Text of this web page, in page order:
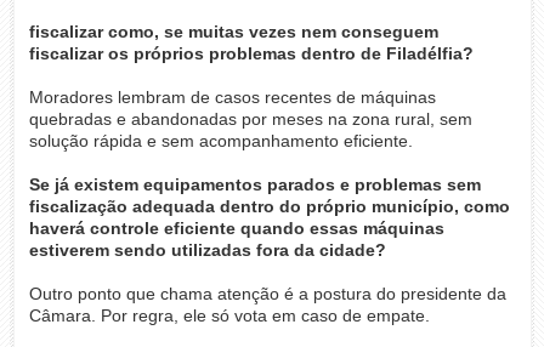
fiscalizar como, se muitas vezes nem conseguem
fiscalizar os próprios problemas dentro de Filadélfia?
Moradores lembram de casos recentes de máquinas
quebradas e abandonadas por meses na zona rural, sem
solução rápida e sem acompanhamento eficiente.
Se já existem equipamentos parados e problemas sem
fiscalização adequada dentro do próprio município, como
haverá controle eficiente quando essas máquinas
estiverem sendo utilizadas fora da cidade?
Outro ponto que chama atenção é a postura do presidente da
Câmara. Por regra, ele só vota em caso de empate.